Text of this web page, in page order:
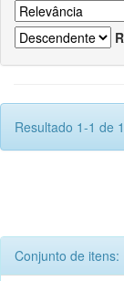
Resultado 1-1 de
Conjunto de itens: